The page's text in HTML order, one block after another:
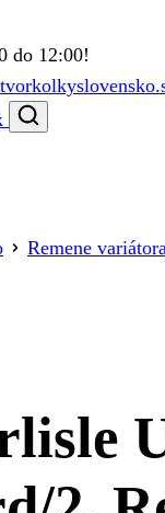
do 12:00!
Remene